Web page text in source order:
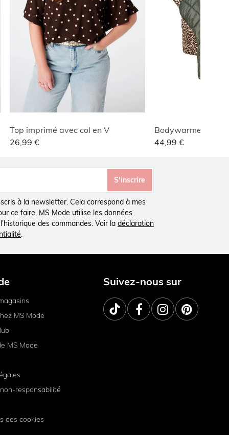
Top imprimé avec col en V
26,99 €
44,99 €
S’inscrire
à la newsletter. Cela correspond à mes
ce faire, MS Mode utilise les données
des commandes. Voir la déclaration
.
MS Mode
MS Mode
responsabilité
des cookies
Suivez-nous sur